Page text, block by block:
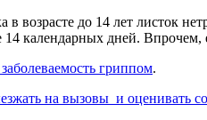
возрасте до 14 лет листок
календарных дней.
гриппом.
на вызовы и оценивать